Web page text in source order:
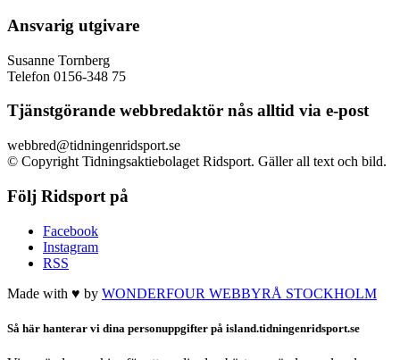
Ansvarig utgivare
Susanne Tornberg
Telefon 0156-348 75
Tjänstgörande webbredaktör nås alltid via e-post
webbred@tidningenridsport.se
© Copyright Tidningsaktiebolaget Ridsport. Gäller all text och bild.
Följ Ridsport på
Facebook
Instagram
RSS
Made with ♥ by WONDERFOUR WEBBYRÅ STOCKHOLM
Så här hanterar vi dina personuppgifter på island.tidningenridsport.se